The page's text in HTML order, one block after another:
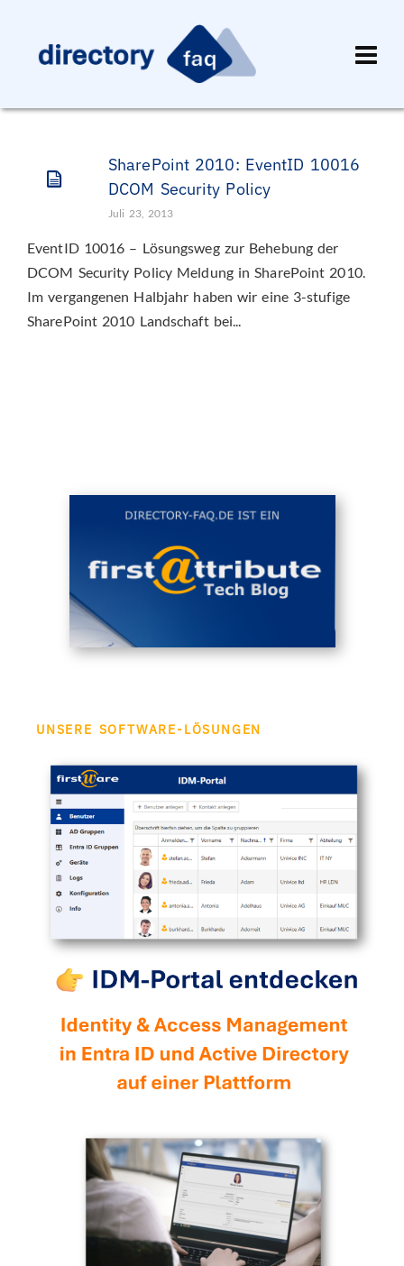
SharePoint 2010: EventID 10016
DCOM Security Policy
Juli 23, 2013
EventID 10016 – Lösungsweg zur Behebung der
DCOM Security Policy Meldung in SharePoint 2010.
Im vergangenen Halbjahr haben wir eine 3-stufige
SharePoint 2010 Landschaft bei...
UNSERE SOFTWARE-LÖSUNGEN